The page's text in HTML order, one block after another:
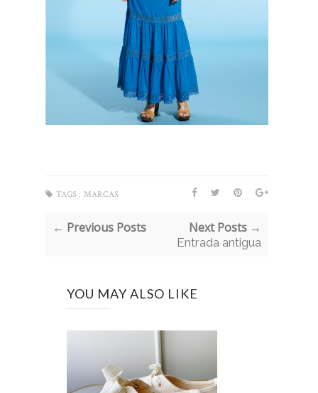
TAGS : MARCAS
← Previous Posts Next Posts →
Entrada antigua
YOU MAY ALSO LIKE